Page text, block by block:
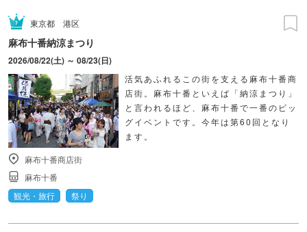
東京都 港区
麻布十番納涼まつり
2026/08/22(土) ～ 08/23(日)
活気あふれるこの街を支える麻布十番商
店街。麻布十番といえば「納涼まつり」
と言われるほど、麻布十番で一番のビッ
グイベントです。今年は第60回となり
ます。
麻布十番商店街
麻布十番
観光・旅行
祭り